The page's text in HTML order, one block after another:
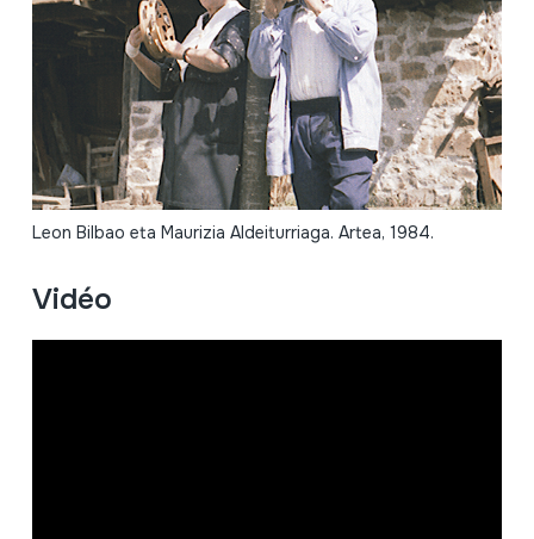
Leon Bilbao eta Maurizia Aldeiturriaga. Artea, 1984.
Vidéo